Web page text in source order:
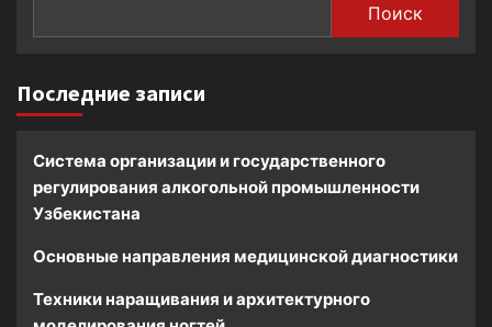
Поиск
Последние записи
Система организации и государственного
регулирования алкогольной промышленности
Узбекистана
Основные направления медицинской диагностики
Техники наращивания и архитектурного